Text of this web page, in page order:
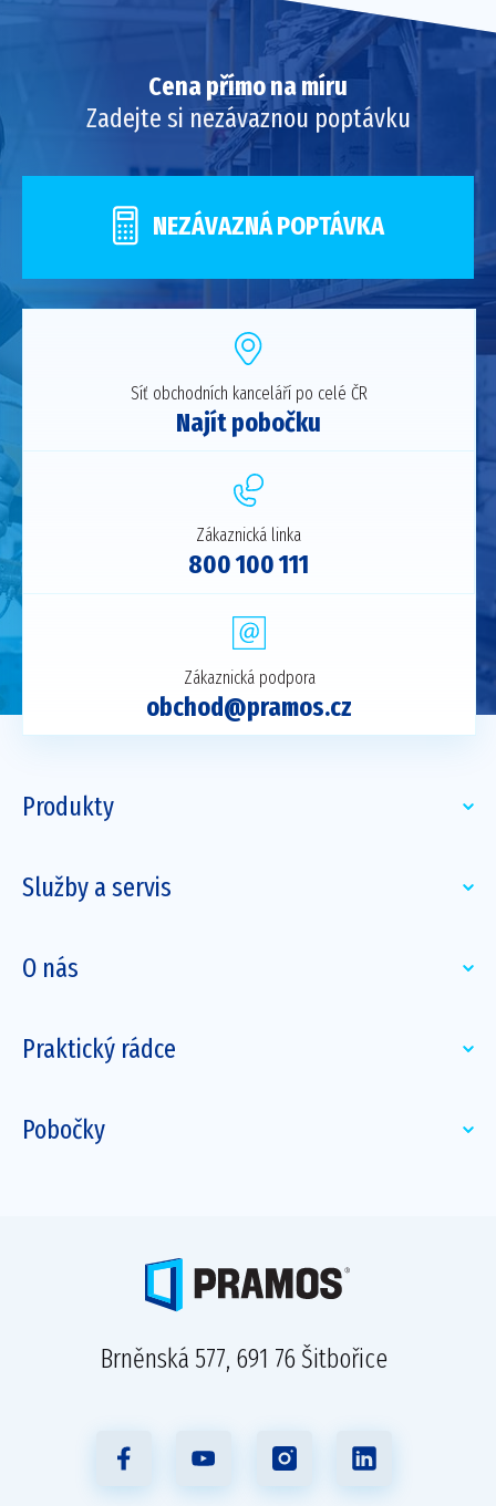
Cena přímo na míru
Zadejte si nezávaznou poptávku
NEZÁVAZNÁ POPTÁVKA
Síť obchodních kanceláří po celé ČR
Najít pobočku
Zákaznická linka
800 100 111
Zákaznická podpora
obchod@pramos.cz
Produkty
Služby a servis
O nás
Praktický rádce
Pobočky
Brněnská 577, 691 76 Šitbořice